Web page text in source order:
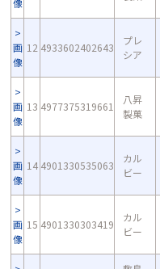
像
画
像
12 4933602402643
プレ
シア
画
像
13 4977375319661
八昇
製菓
画
像
14 4901330535063
カル
ビー
画
像
15 4901330303419
カル
ビー